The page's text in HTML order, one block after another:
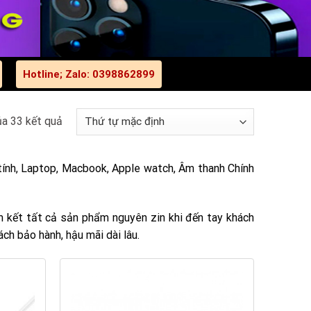
Hotline; Zalo: 0398862899
33 kết quả
Laptop, Macbook, Apple watch, Âm thanh Chính
tất cả sản phẩm nguyên zin khi đến tay khách
bảo hành, hậu mãi dài lâu.